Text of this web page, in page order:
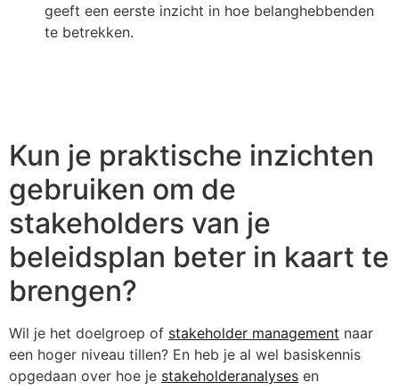
geeft een eerste inzicht in hoe belanghebbenden
te betrekken.
Kun je praktische inzichten
gebruiken om de
stakeholders van je
beleidsplan beter in kaart te
brengen?
Wil je het doelgroep of stakeholder management naar
een hoger niveau tillen? En heb je al wel basiskennis
opgedaan over hoe je stakeholderanalyses en